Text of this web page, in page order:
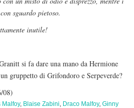
sguardo pietoso.
inutile!
si fa dare una mano da Hermione
gruppetto di Grifondoro e Serpeverde?
08)
Malfoy, Blaise Zabini, Draco Malfoy, Ginny